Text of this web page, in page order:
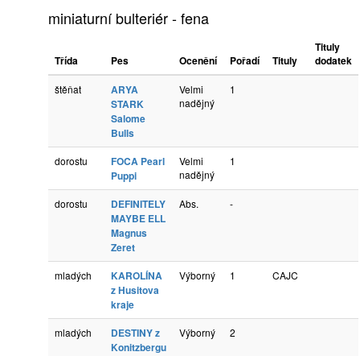
miniaturní bulteriér - fena
Třída Pes Ocenění Pořadí Tituly
Tituly
dodatek
štěňat
ARYA
STARK
Salome
Bulls
Velmi
nadějný
1
dorostu
FOCA Pearl
Puppi
Velmi
nadějný
1
dorostu
DEFINITELY
MAYBE ELL
Magnus
Zeret
Abs. -
mladých
KAROLÍNA
z Husitova
kraje
Výborný 1 CAJC
mladých
DESTINY z
Konitzbergu
Výborný 2